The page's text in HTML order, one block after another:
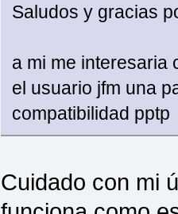
Saludos y gracias
a mi me interesaria
el usuario jfm una
compatibilidad pptp
Cuidado con mi